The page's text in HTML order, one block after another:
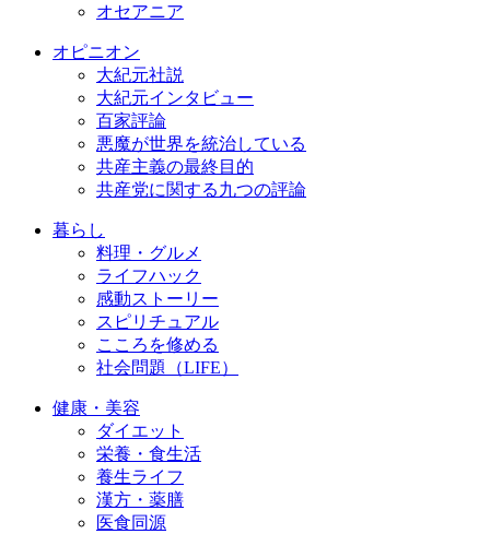
オセアニア
オピニオン
大紀元社説
大紀元インタビュー
百家評論
悪魔が世界を統治している
共産主義の最終目的
共産党に関する九つの評論
暮らし
料理・グルメ
ライフハック
感動ストーリー
スピリチュアル
こころを修める
社会問題（LIFE）
健康・美容
ダイエット
栄養・食生活
養生ライフ
漢方・薬膳
医食同源